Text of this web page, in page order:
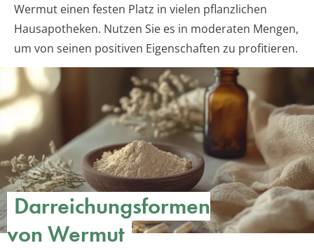
Wermut einen festen Platz in vielen pflanzlichen
Hausapotheken. Nutzen Sie es in moderaten Mengen,
um von seinen positiven Eigenschaften zu profitieren.
Darreichungsformen
von Wermut